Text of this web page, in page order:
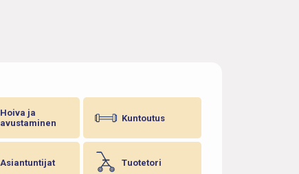
Hoiva ja
avustaminen
Kuntoutus
Asiantuntijat Tuotetori